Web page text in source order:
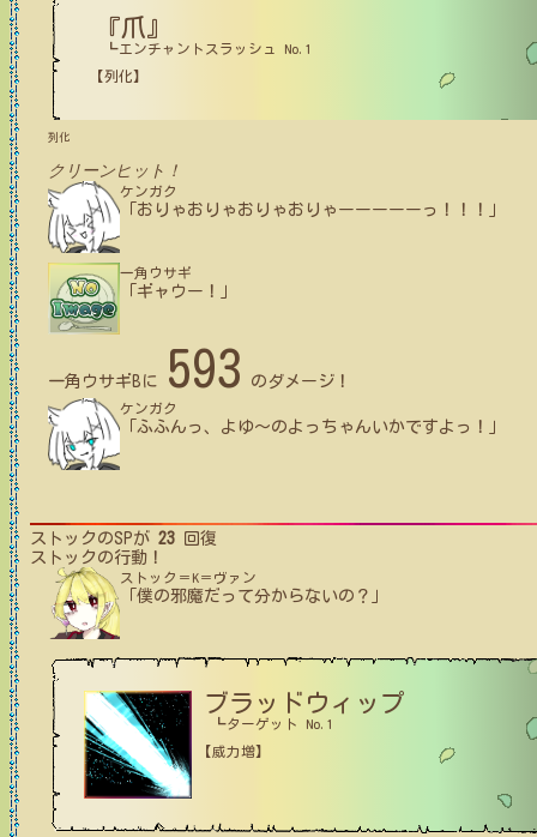
『爪』
┗エンチャントスラッシュ No.1
【列化】
列化
クリーンヒット！
ケンガク
「おりゃおりゃおりゃおりゃーーーーーっ！！！」
一角ウサギ
「ギャウー！」
一角ウサギB に 593 のダメージ！
ケンガク
「ふふんっ、よゆ～のよっちゃんいかですよっ！」
ストック のSPが 23 回復
ストック の行動！
ストック＝K＝ヴァン
「僕の邪魔だって分からないの？」
ブラッドウィップ
┗ターゲット No.1
【威力増】